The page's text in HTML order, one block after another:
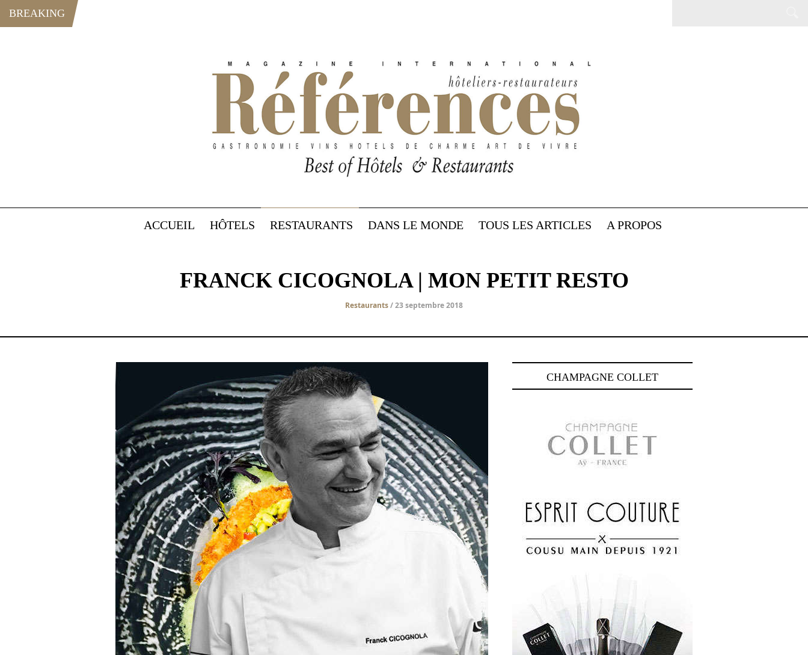
BREAKING
ACCUEIL HÔTELS RESTAURANTS DANS LE MONDE TOUS LES ARTICLES A PROPOS
FRANCK CICOGNOLA | MON PETIT RESTO
Restaurants/ 23 septembre 2018
CHAMPAGNE COLLET